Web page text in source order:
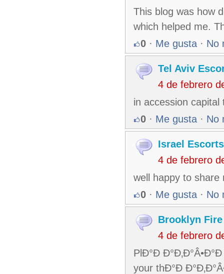
This blog was how
which helped me.
0 · Me gusta · No
Tel Aviv
4 de febrero
in accession
0 · Me gusta · No
Israel Escorts
4 de febrero
well happy to share
0 · Me gusta · No
Brooklyn
4 de febrero
PlÐ°Ð
your thÐ°Ð